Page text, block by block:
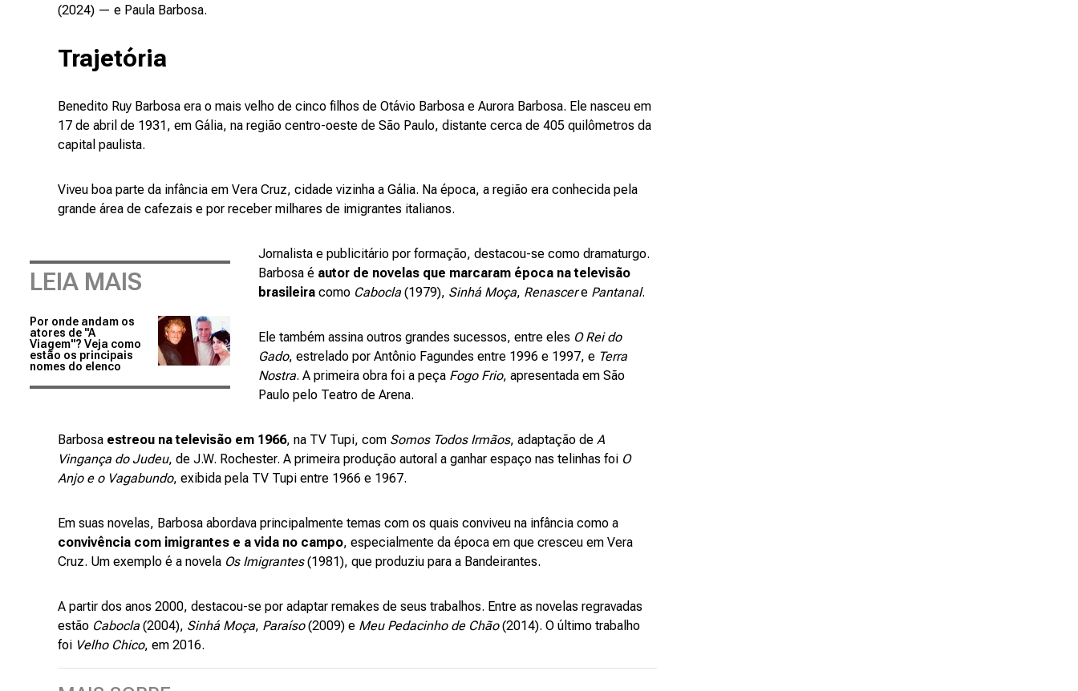
(2024) — e Paula Barbosa.
Trajetória
Benedito Ruy Barbosa era o mais velho de cinco filhos de Otávio Barbosa e Aurora Barbosa. Ele nasceu em
17 de abril de 1931, em Gália, na região centro-oeste de São Paulo, distante cerca de 405 quilômetros da
capital paulista.
Viveu boa parte da infância em Vera Cruz, cidade vizinha a Gália. Na época, a região era conhecida pela
grande área de cafezais e por receber milhares de imigrantes italianos.
LEIA MAIS
Por onde andam os
atores de "A
Viagem"? Veja como
estão os principais
nomes do elenco
Jornalista e publicitário por formação, destacou-se como dramaturgo.
Barbosa é autor de novelas que marcaram época na televisão
brasileira como Cabocla (1979), Sinhá Moça, Renascere Pantanal.
Ele também assina outros grandes sucessos, entre eles O Rei do
Gado, estrelado por Antônio Fagundes entre 1996 e 1997, e Terra
Nostra. A primeira obra foi a peça Fogo Frio, apresentada em São
Paulo pelo Teatro de Arena.
Barbosa estreou na televisão em 1966, na TV Tupi, com Somos Todos Irmãos, adaptação de A
Vingança do Judeu, de J.W. Rochester. A primeira produção autoral a ganhar espaço nas telinhas foi O
Anjo e o Vagabundo, exibida pela TV Tupi entre 1966 e 1967.
Em suas novelas, Barbosa abordava principalmente temas com os quais conviveu na infância como a
convivência com imigrantes e a vida no campo, especialmente da época em que cresceu em Vera
Cruz. Um exemplo é a novela Os Imigrantes(1981), que produziu para a Bandeirantes.
A partir dos anos 2000, destacou-se por adaptar remakes de seus trabalhos. Entre as novelas regravadas
estão Cabocla (2004), Sinhá Moça, Paraíso(2009) e Meu Pedacinho de Chão(2014). O último trabalho
foi Velho Chico, em 2016.